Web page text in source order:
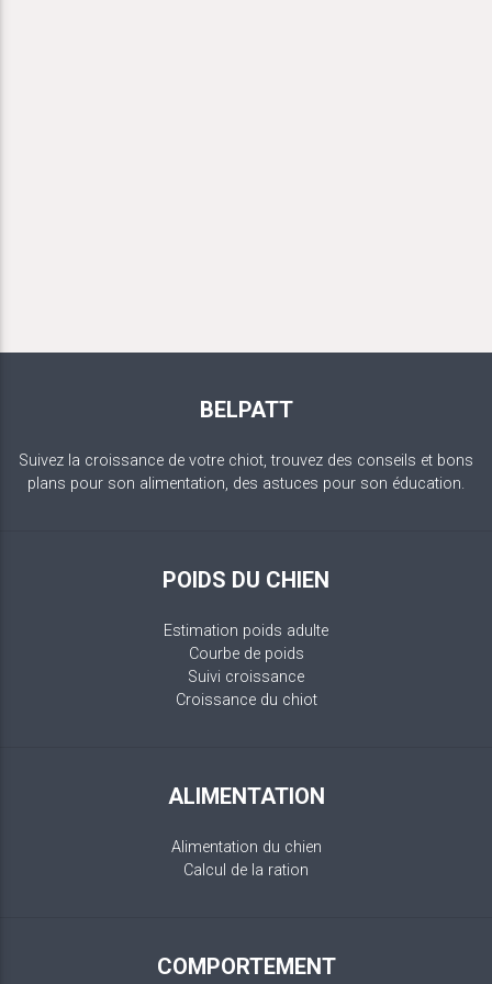
BELPATT
Suivez la croissance de votre chiot, trouvez des conseils et bons
plans pour son alimentation, des astuces pour son éducation.
POIDS DU CHIEN
Estimation poids adulte
Courbe de poids
Suivi croissance
Croissance du chiot
ALIMENTATION
Alimentation du chien
Calcul de la ration
COMPORTEMENT